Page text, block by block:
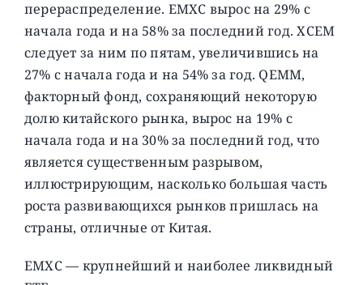
перераспределение. EMXC вырос на 29% с
начала года и на 58% за последний год. XCEM
следует за ним по пятам, увеличившись на
27% с начала года и на 54% за год. QEMM,
факторный фонд, сохраняющий некоторую
долю китайского рынка, вырос на 19% с
начала года и на 30% за последний год, что
является существенным разрывом,
иллюстрирующим, насколько большая часть
роста развивающихся рынков пришлась на
страны, отличные от Китая.
EMXC — крупнейший и наиболее ликвидный